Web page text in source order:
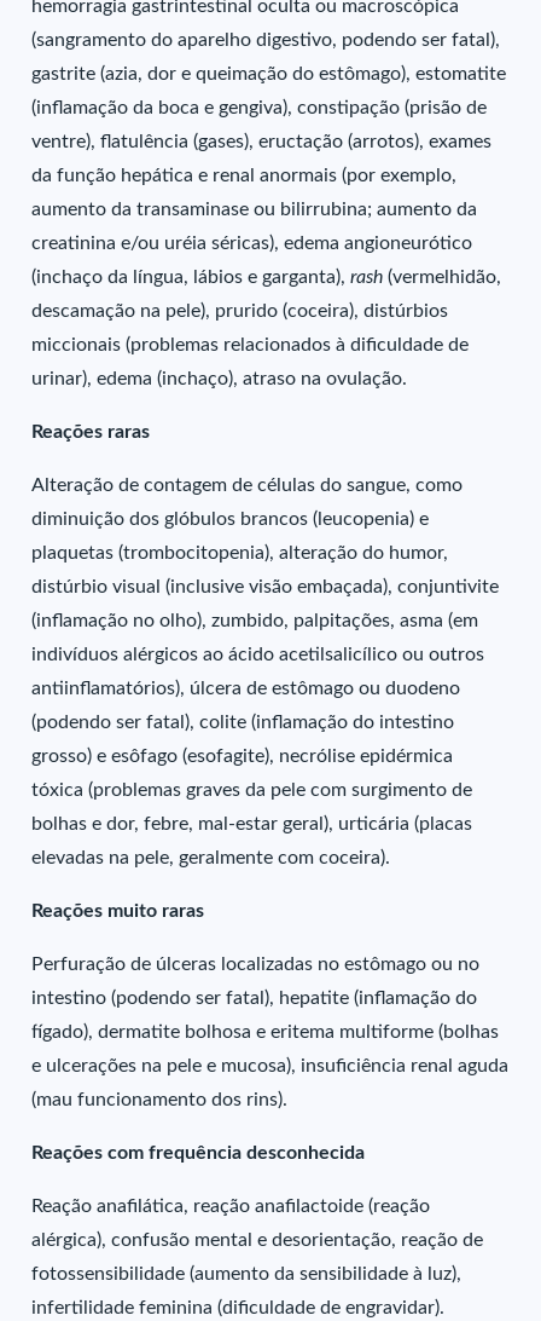
hemorragia gastrintestinal oculta ou macroscópica
(sangramento do aparelho digestivo, podendo ser fatal),
gastrite (azia, dor e queimação do estômago), estomatite
(inflamação da boca e gengiva), constipação (prisão de
ventre), flatulência (gases), eructação (arrotos), exames
da função hepática e renal anormais (por exemplo,
aumento da transaminase ou bilirrubina; aumento da
creatinina e/ou uréia séricas), edema angioneurótico
(inchaço da língua, lábios e garganta),rash (vermelhidão,
descamação na pele), prurido (coceira), distúrbios
miccionais (problemas relacionados à dificuldade de
urinar), edema (inchaço), atraso na ovulação.
Reações raras
Alteração de contagem de células do sangue, como
diminuição dos glóbulos brancos (leucopenia) e
plaquetas (trombocitopenia), alteração do humor,
distúrbio visual (inclusive visão embaçada), conjuntivite
(inflamação no olho), zumbido, palpitações, asma (em
indivíduos alérgicos ao ácido acetilsalicílico ou outros
antiinflamatórios), úlcera de estômago ou duodeno
(podendo ser fatal), colite (inflamação do intestino
grosso) e esôfago (esofagite), necrólise epidérmica
tóxica (problemas graves da pele com surgimento de
bolhas e dor, febre, mal-estar geral), urticária (placas
elevadas na pele, geralmente com coceira).
Reações muito raras
Perfuração de úlceras localizadas no estômago ou no
intestino (podendo ser fatal), hepatite (inflamação do
fígado), dermatite bolhosa e eritema multiforme (bolhas
e ulcerações na pele e mucosa), insuficiência renal aguda
(mau funcionamento dos rins).
Reações com frequência desconhecida
Reação anafilática, reação anafilactoide (reação
alérgica), confusão mental e desorientação, reação de
fotossensibilidade (aumento da sensibilidade à luz),
infertilidade feminina (dificuldade de engravidar).